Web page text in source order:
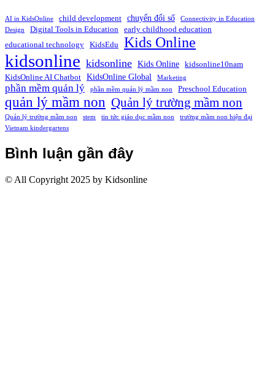
AI in KidsOnline child development chuyển đổi số
Connectivity in Education
Design
Digital Tools in Education
early childhood education
educational technology
KidsEdu Kids Online
kidsonline kidsonline Kids Online
kidsonline10nam
KidsOnline AI Chatbot
KidsOnline Global Marketing
phần mềm quản lý phần mềm quản lý mầm non Preschool Education
quản lý mầm non Quản lý trường mầm non
Quản lý trường mầm non stem tin tức giáo dục mầm non
trường mầm non hiện đại
Vietnam kindergartens
Bình luận gần đây
© All Copyright 2025 by Kidsonline